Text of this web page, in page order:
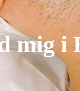
mig i